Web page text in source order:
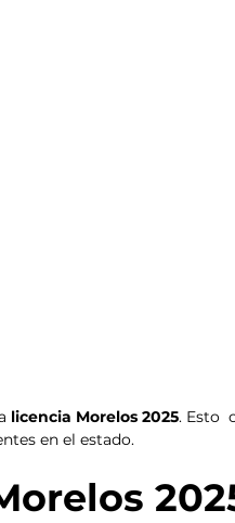
licencia Morelos 2025. Esto
en el estado.